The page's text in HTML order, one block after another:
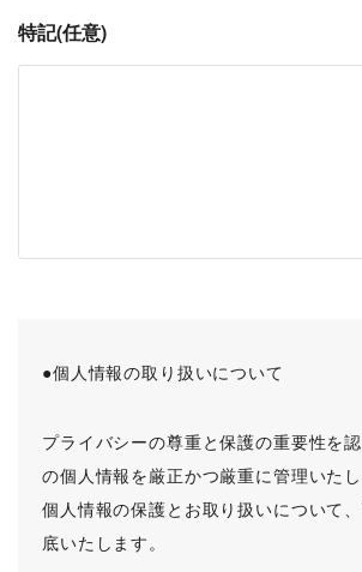
特記(任意)
●個人情報の取り扱いについて
プライバシーの尊重と保護の重要性を
の個人情報を厳正かつ厳重に管理いたし
個人情報の保護とお取り扱いについて
底いたします。